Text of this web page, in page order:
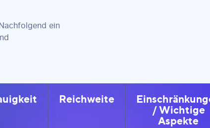
ein
Reichweite
/ Wichtige
Aspekte